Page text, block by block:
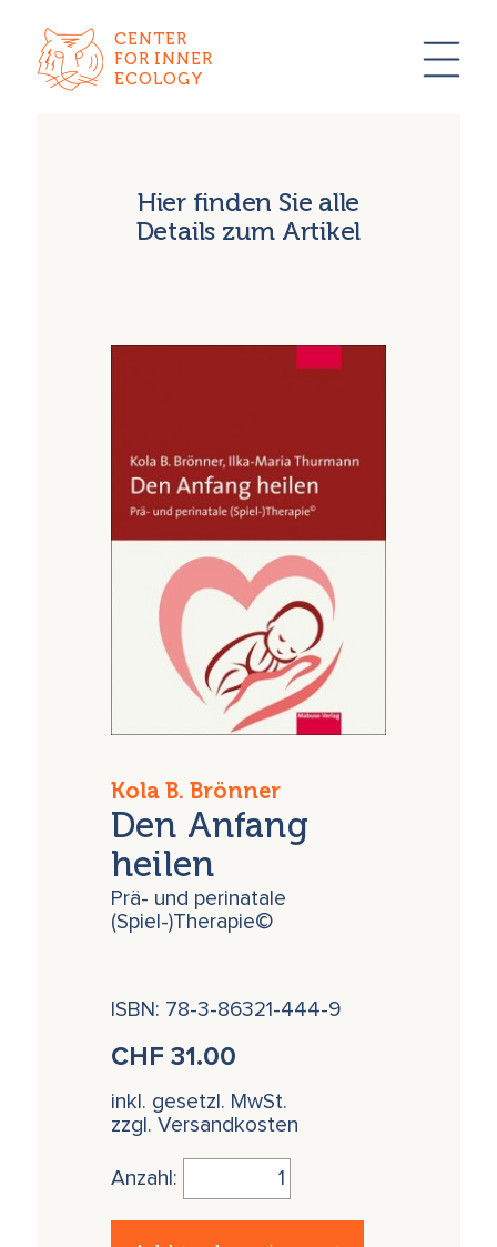
CENTER
FOR INNER
ECOLOGY
Hier finden Sie alle
Details zum Artikel
Kola B. Brönner
Den Anfang
heilen
Prä- und perinatale
(Spiel-)Therapie©
ISBN: 78-3-86321-444-9
CHF31.00
inkl. gesetzl. MwSt.
zzgl. Versandkosten
Anzahl: